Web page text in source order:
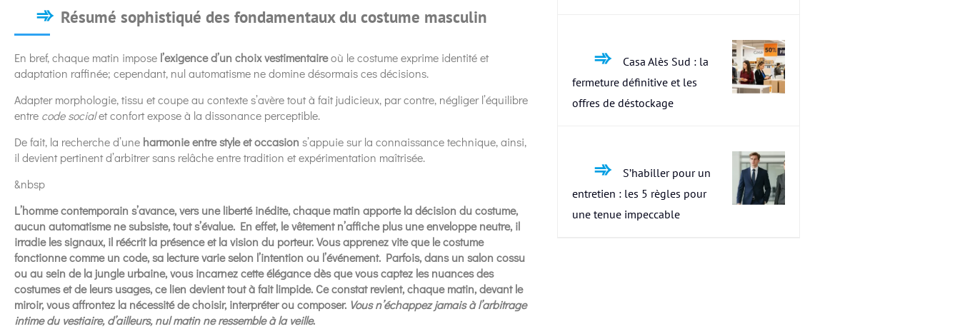
Résumé sophistiqué des fondamentaux du costume masculin
En bref, chaque matin impose l’exigence d’un choix vestimentaireoù le costume exprime identité et
adaptation raffinée; cependant, nul automatisme ne domine désormais ces décisions.
Adapter morphologie, tissu et coupe au contexte s’avère tout à fait judicieux, par contre, négliger l’équilibre
entre code socialet confort expose à la dissonance perceptible.
De fait, la recherche d’une harmonie entre style et occasion s’appuie sur la connaissance technique, ainsi,
il devient pertinent d’arbitrer sans relâche entre tradition et expérimentation maîtrisée.
&nbsp
L’homme contemporain s’avance, vers une liberté inédite, chaque matin apporte la décision du costume,
aucun automatisme ne subsiste, tout s’évalue. En effet, le vêtement n’affiche plus une enveloppe neutre, il
irradie les signaux, il réécrit la présence et la vision du porteur. Vous apprenez vite que le costume
fonctionne comme un code, sa lecture varie selon l’intention ou l’événement. Parfois, dans un salon cossu
ou au sein de la jungle urbaine, vous incarnez cette élégance dès que vous captez les nuances des
costumes et de leurs usages, ce lien devient tout à fait limpide. Ce constat revient, chaque matin, devant le
miroir, vous affrontez la nécessité de choisir, interpréter ou composer. Vous n’échappez jamais à l’arbitrage
intime du vestiaire, d’ailleurs, nul matin ne ressemble à la veille.
Casa Alès Sud : la
fermeture définitive et les
offres de déstockage
S’habiller pour un
entretien : les 5 règles pour
une tenue impeccable